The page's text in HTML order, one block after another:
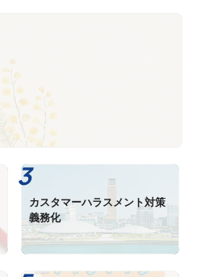
カスタマーハラスメント対策
義務化